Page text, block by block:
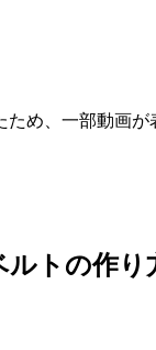
め、一部動画
トの作り